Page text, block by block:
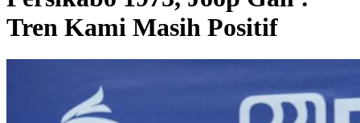
Tren Kami Masih Positif